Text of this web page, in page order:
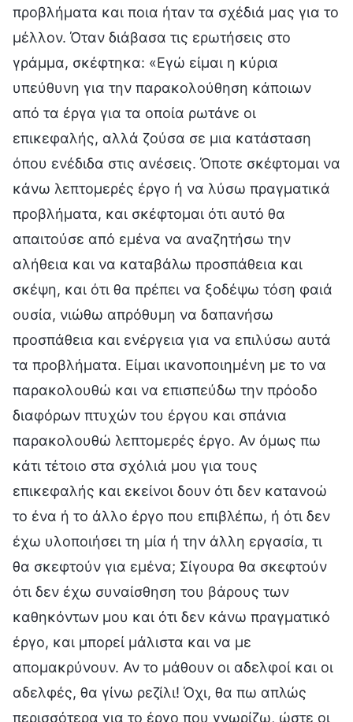
προβλήματα και ποια ήταν τα σχέδιά μας για το
μέλλον. Όταν διάβασα τις ερωτήσεις στο
γράμμα, σκέφτηκα: «Εγώ είμαι η κύρια
υπεύθυνη για την παρακολούθηση κάποιων
από τα έργα για τα οποία ρωτάνε οι
επικεφαλής, αλλά ζούσα σε μια κατάσταση
όπου ενέδιδα στις ανέσεις. Όποτε σκέφτομαι να
κάνω λεπτομερές έργο ή να λύσω πραγματικά
προβλήματα, και σκέφτομαι ότι αυτό θα
απαιτούσε από εμένα να αναζητήσω την
αλήθεια και να καταβάλω προσπάθεια και
σκέψη, και ότι θα πρέπει να ξοδέψω τόση φαιά
ουσία, νιώθω απρόθυμη να δαπανήσω
προσπάθεια και ενέργεια για να επιλύσω αυτά
τα προβλήματα. Είμαι ικανοποιημένη με το να
παρακολουθώ και να επισπεύδω την πρόοδο
διαφόρων πτυχών του έργου και σπάνια
παρακολουθώ λεπτομερές έργο. Αν όμως πω
κάτι τέτοιο στα σχόλιά μου για τους
επικεφαλής και εκείνοι δουν ότι δεν κατανοώ
το ένα ή το άλλο έργο που επιβλέπω, ή ότι δεν
έχω υλοποιήσει τη μία ή την άλλη εργασία, τι
θα σκεφτούν για εμένα; Σίγουρα θα σκεφτούν
ότι δεν έχω συναίσθηση του βάρους των
καθηκόντων μου και ότι δεν κάνω πραγματικό
έργο, και μπορεί μάλιστα και να με
απομακρύνουν. Αν το μάθουν οι αδελφοί και οι
αδελφές, θα γίνω ρεζίλι! Όχι, θα πω απλώς
περισσότερα για το έργο που γνωρίζω, ώστε οι